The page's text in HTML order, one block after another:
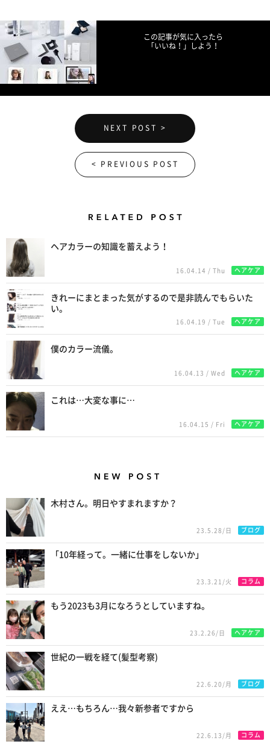
この記事が気に入ったら
「いいね！」しよう！
NEXT POST >
< PREVIOUS POST
ヘアカラーの知識を蓄えよう！
16.04.14 / Thu ヘアケア
きれーにまとまった気がするので是非読んでもらいた
い。
16.04.19 / Tue ヘアケア
僕のカラー流儀。
16.04.13 / Wed ヘアケア
これは…大変な事に…
16.04.15 / Fri ヘアケア
木村さん。明日やすまれますか？
23.5.28/日 ブログ
「10年経って。一緒に仕事をしないか」
23.3.21/火 コラム
もう2023も3月になろうとしていますね。
23.2.26/日 ヘアケア
世紀の一戦を経て(髪型考察)
22.6.20/月 ブログ
ええ…もちろん…我々新参者ですから
22.6.13/月 コラム